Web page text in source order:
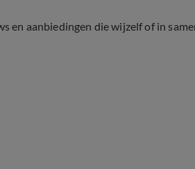
aanbiedingen die wijzelf of in